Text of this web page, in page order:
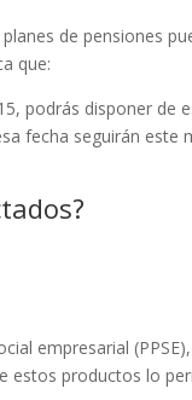
de pensiones
que:
podrás disponer de
fecha seguirán
empresarial (PPSE),
estos productos lo